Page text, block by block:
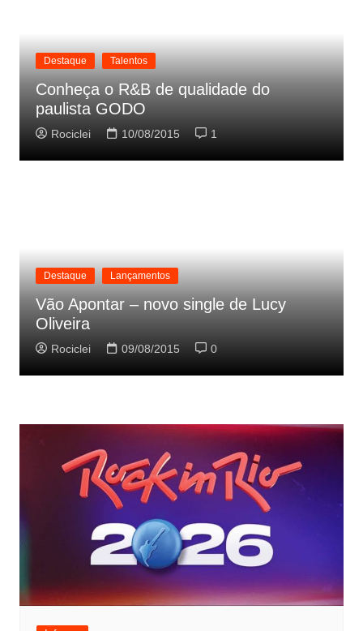
Destaque Talentos
Conheça o R&B de qualidade do
paulista GODO
Rociclei 10/08/2015 1
Destaque Lançamentos
Vão Apontar – novo single de Lucy
Oliveira
Rociclei 09/08/2015 0